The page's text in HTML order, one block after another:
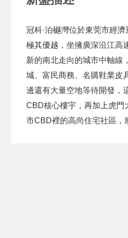
冠科·泊樾灣位於東莞市經
極其優越，坐擁廣深沿江高
新的南北走向的城市中軸線
城、富民商務、名購鞋業皮
邊還有大量空地等待開發，
CBD核心樓宇，再加上虎門
市CBD裡的高尚住宅社區，